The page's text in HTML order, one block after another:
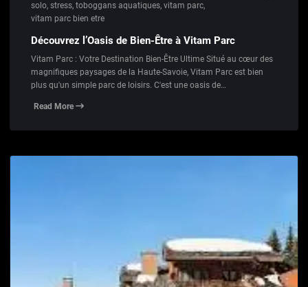
solo, stress, toboggans aquatiques, vitam parc,
vitam parc bien etre
Découvrez l’Oasis de Bien-Être à Vitam Parc
Vitam Parc : Votre Destination Bien-Être Ultime Situé au cœur des
magnifiques paysages de la Haute-Savoie, Vitam Parc est bien
plus qu'un simple parc de loisirs. C'est une oasis de…
Read More